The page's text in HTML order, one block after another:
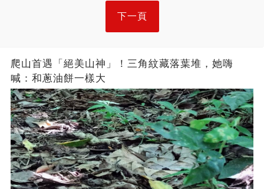
下一頁
爬山首遇「絕美山神」！三角紋藏落葉堆，她嗨
喊：和蔥油餅一樣大